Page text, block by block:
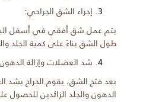
إجراء الشق الجراحي:
يتم عمل شق أفقي في أسفل
طول الشق بناءً على كمية الجلد
شد العضلات وإزالة الدهون
بعد فتح الشق، يقوم الجراح بشد
الدهون والجلد الزائدين